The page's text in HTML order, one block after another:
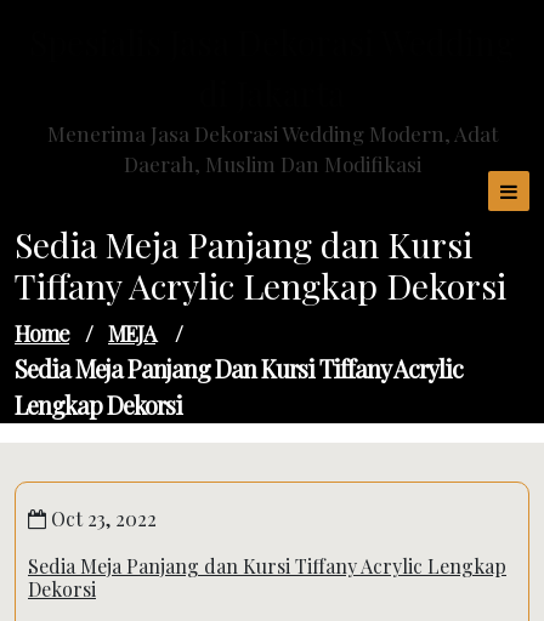
Menerima Jasa Dekorasi Wedding Modern, Adat
Daerah, Muslim Dan Modifikasi
Sedia Meja Panjang dan Kursi
Tiffany Acrylic Lengkap Dekorsi
Home / MEJA /
Sedia Meja Panjang Dan Kursi Tiffany Acrylic
Lengkap Dekorsi
Oct 23, 2022
Sedia Meja Panjang dan Kursi Tiffany Acrylic Lengkap
Dekorsi